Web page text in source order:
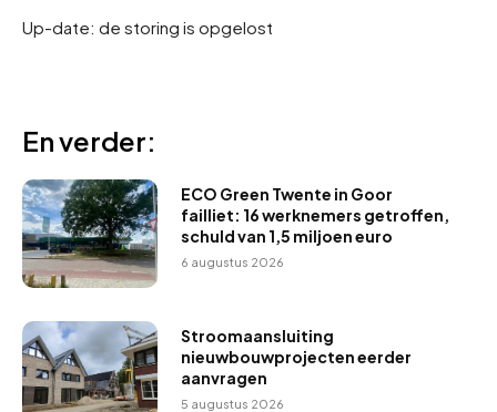
Up-date: de storing is opgelost
En verder:
ECO Green Twente in Goor
failliet: 16 werknemers getroffen,
schuld van 1,5 miljoen euro
6 augustus 2026
Stroomaansluiting
nieuwbouwprojecten eerder
aanvragen
5 augustus 2026